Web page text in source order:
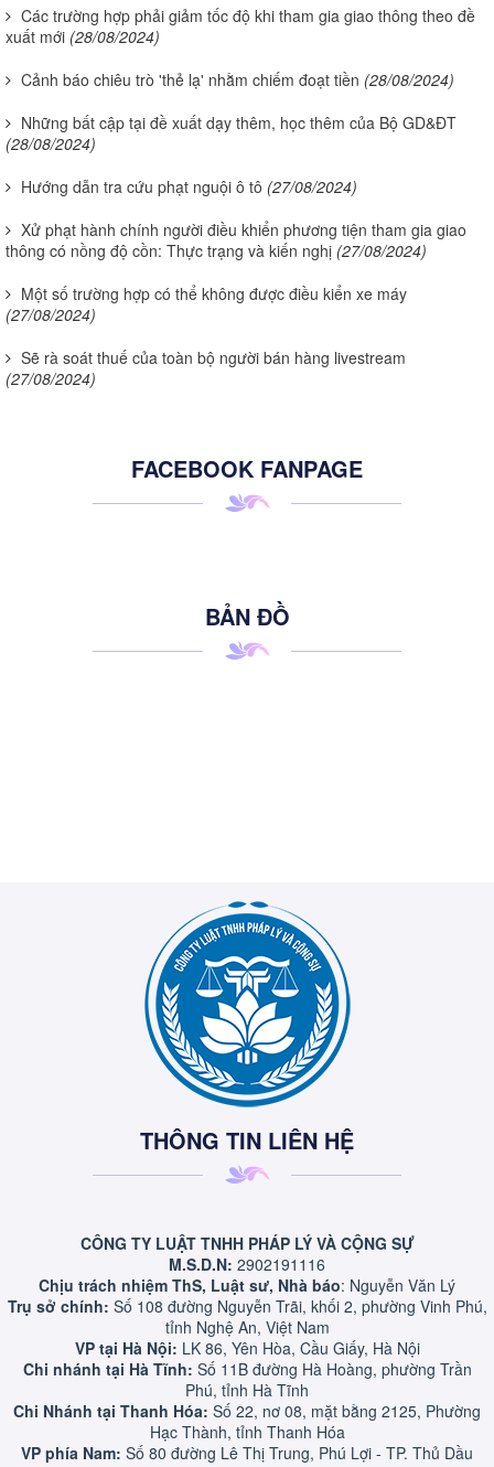
Các trường hợp phải giảm tốc độ khi tham gia giao thông theo đề
xuất mới (28/08/2024)
Cảnh báo chiêu trò 'thẻ lạ' nhằm chiếm đoạt tiền (28/08/2024)
Những bất cập tại đề xuất dạy thêm, học thêm của Bộ GD&ĐT
(28/08/2024)
Hướng dẫn tra cứu phạt nguội ô tô (27/08/2024)
Xử phạt hành chính người điều khiển phương tiện tham gia giao
thông có nồng độ cồn: Thực trạng và kiến nghị (27/08/2024)
Một số trường hợp có thể không được điều kiển xe máy
(27/08/2024)
Sẽ rà soát thuế của toàn bộ người bán hàng livestream
(27/08/2024)
FACEBOOK FANPAGE
BẢN ĐỒ
THÔNG TIN LIÊN HỆ
CÔNG TY LUẬT TNHH PHÁP LÝ VÀ CỘNG SỰ
M.S.D.N: 2902191116
Chịu trách nhiệm ThS, Luật sư, Nhà báo: Nguyễn Văn Lý
Trụ sở chính: Số 108 đường Nguyễn Trãi, khối 2, phường Vinh Phú,
tỉnh Nghệ An, Việt Nam
VP tại Hà Nội: LK 86, Yên Hòa, Cầu Giấy, Hà Nội
Chi nhánh tại Hà Tĩnh: Số 11B đường Hà Hoàng, phường Trần
Phú, tỉnh Hà Tĩnh
Chi Nhánh tại Thanh Hóa: Số 22, nơ 08, mặt bằng 2125, Phường
Hạc Thành, tỉnh Thanh Hóa
VP phía Nam: Số 80 đường Lê Thị Trung, Phú Lợi - TP. Thủ Dầu